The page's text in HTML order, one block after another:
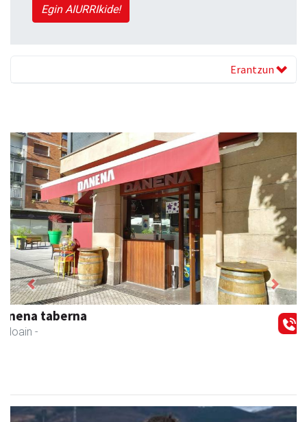
Egin AIURRIkide!
Erantzun
Ondarreta taberna
Andoain
Previous Next